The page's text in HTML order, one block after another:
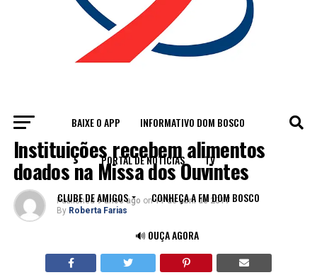
BAIXE O APP INFORMATIVO DOM BOSCO
PORTAL DE NOTÍCIAS TV
CLUBE DE AMIGOS CONHEÇA A FM DOM BOSCO
🔊 OUÇA AGORA
NOTÍCIAS
Instituições recebem alimentos
doados na Missa dos Ouvintes
Published 9 anos ago on 11 de abril de 2017
By Roberta Farias